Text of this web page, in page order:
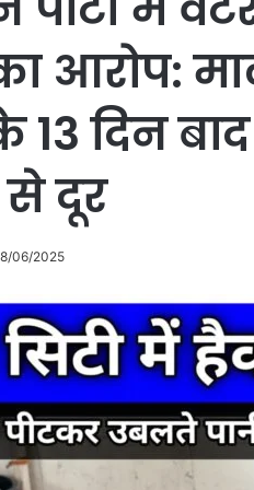
आरोप:
13 दिन
दूर
06/2025